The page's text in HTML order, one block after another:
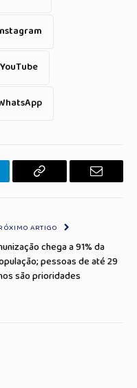
Copiar
E-
ARTIGO
chega a 91% da
pessoas de até 29
são prioridades